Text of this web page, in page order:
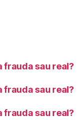
frauda sau real?
frauda sau real?
frauda sau real?